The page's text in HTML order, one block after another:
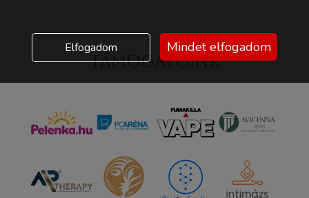
Támogatóink
Elfogadom Mindet elfogadom